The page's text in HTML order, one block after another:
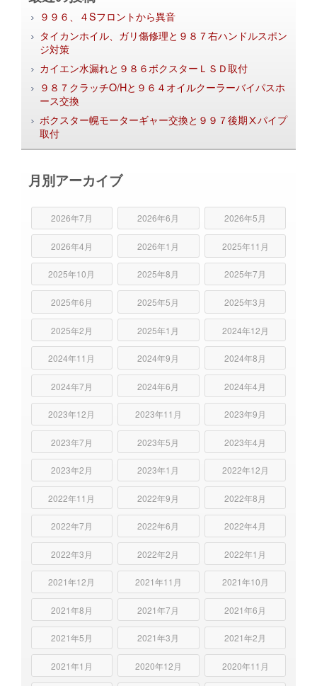
９９６、４Sフロントから異音
タイカンホイル、ガリ傷修理と９８７右ハンドルスポン
ジ対策
カイエン水漏れと９８６ボクスターＬＳＤ取付
９８７クラッチO/Hと９６４オイルクーラーバイパスホ
ース交換
ボクスター幌モーターギャー交換と９９７後期Ⅹパイプ
取付
月別アーカイブ
2026年7月 2026年6月 2026年5月
2026年4月 2026年1月 2025年11月
2025年10月 2025年8月 2025年7月
2025年6月 2025年5月 2025年3月
2025年2月 2025年1月 2024年12月
2024年11月 2024年9月 2024年8月
2024年7月 2024年6月 2024年4月
2023年12月 2023年11月 2023年9月
2023年7月 2023年5月 2023年4月
2023年2月 2023年1月 2022年12月
2022年11月 2022年9月 2022年8月
2022年7月 2022年6月 2022年4月
2022年3月 2022年2月 2022年1月
2021年12月 2021年11月 2021年10月
2021年8月 2021年7月 2021年6月
2021年5月 2021年3月 2021年2月
2021年1月 2020年12月 2020年11月